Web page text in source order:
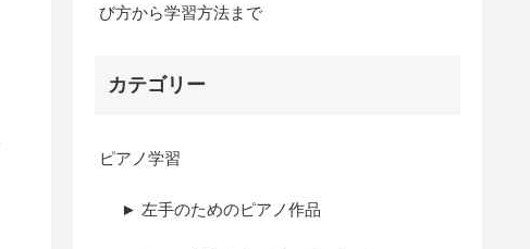
び方から学習方法まで
カテゴリー
ピアノ学習
► 左手のためのピアノ作品